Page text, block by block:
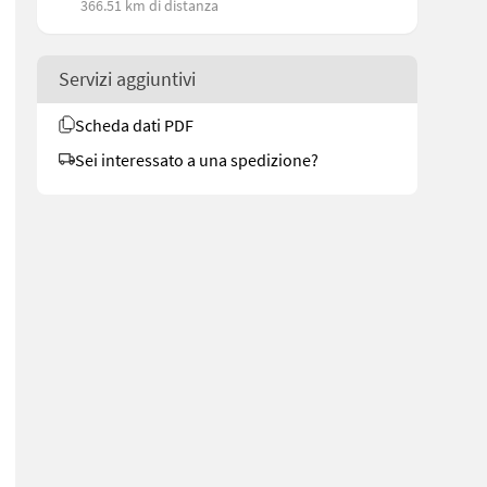
366.51 km di distanza
Servizi aggiuntivi
Scheda dati PDF
Sei interessato a una spedizione?